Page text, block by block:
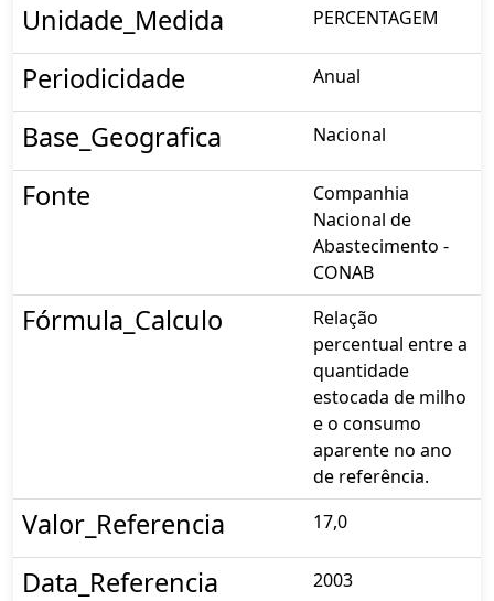
Unidade_Medida PERCENTAGEM
Periodicidade Anual
Base_Geografica Nacional
Fonte
Companhia
Nacional de
Abastecimento -
CONAB
Fórmula_Calculo
Relação
percentual entre a
quantidade
estocada de milho
e o consumo
aparente no ano
de referência.
Valor_Referencia 17,0
Data_Referencia 2003